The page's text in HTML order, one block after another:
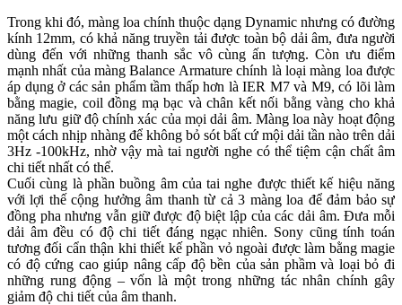
Trong khi đó, màng loa chính thuộc dạng Dynamic nhưng có đường
kính 12mm, có khả năng truyền tải được toàn bộ dải âm, đưa người
dùng đến với những thanh sắc vô cùng ấn tượng. Còn ưu điểm
mạnh nhất của màng Balance Armature chính là loại màng loa được
áp dụng ở các sản phẩm tầm thấp hơn là IER M7 và M9, có lõi làm
bằng magie, coil đồng mạ bạc và chân kết nối bằng vàng cho khả
năng lưu giữ độ chính xác của mọi dải âm. Màng loa này hoạt động
một cách nhịp nhàng để không bỏ sót bất cứ mội dải tần nào trên dải
3Hz -100kHz, nhờ vậy mà tai người nghe có thể tiệm cận chất âm
chi tiết nhất có thể.
Cuối cùng là phần buồng âm của tai nghe được thiết kế hiệu năng
với lợi thế cộng hưởng âm thanh từ cả 3 màng loa để đảm bảo sự
đồng pha nhưng vẫn giữ được độ biệt lập của các dải âm. Đưa mỗi
dải âm đều có độ chi tiết đáng ngạc nhiên. Sony cũng tính toán
tương đối cẩn thận khi thiết kế phần vỏ ngoài được làm bằng magie
có độ cứng cao giúp nâng cấp độ bền của sản phầm và loại bỏ đi
những rung động – vốn là một trong những tác nhân chính gây
giảm độ chi tiết của âm thanh.